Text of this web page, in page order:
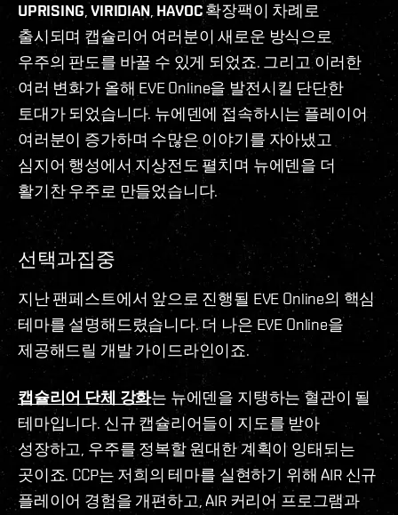
UPRISING,VIRIDIAN,HAVOC확장팩이 차례로
출시되며 캡슐리어 여러분이 새로운 방식으로
우주의 판도를 바꿀 수 있게 되었죠. 그리고 이러한
여러 변화가 올해 EVE Online을 발전시킬 단단한
토대가 되었습니다. 뉴에덴에 접속하시는 플레이어
여러분이 증가하며 수많은 이야기를 자아냈고
심지어 행성에서 지상전도 펼치며 뉴에덴을 더
활기찬 우주로 만들었습니다.
선택과집중
지난 팬페스트에서 앞으로 진행될 EVE Online의 핵심
테마를 설명해드렸습니다. 더 나은 EVE Online을
제공해드릴 개발 가이드라인이죠.
캡슐리어 단체 강화는 뉴에덴을 지탱하는 혈관이 될
테마입니다. 신규 캡슐리어들이 지도를 받아
성장하고, 우주를 정복할 원대한 계획이 잉태되는
곳이죠. CCP는 저희의 테마를 실현하기 위해 AIR 신규
플레이어 경험을 개편하고, AIR 커리어 프로그램과